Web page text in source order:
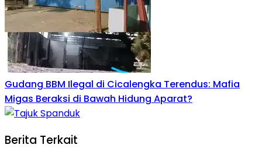
Gudang BBM Ilegal di Cicalengka Terendus: Mafia
Migas Beraksi di Bawah Hidung Aparat?
Berita Terkait